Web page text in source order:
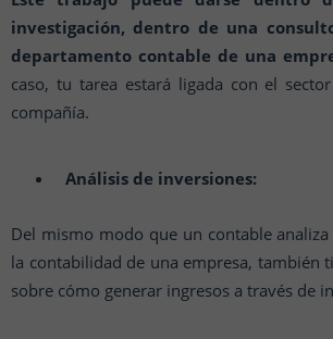
investigación, dentro de una
departamento contable de una
caso, tu tarea estará ligada con el
compañía.
Análisis de inversiones:
Del mismo modo que un contable
la contabilidad de una empresa, también
sobre cómo generar ingresos a través de